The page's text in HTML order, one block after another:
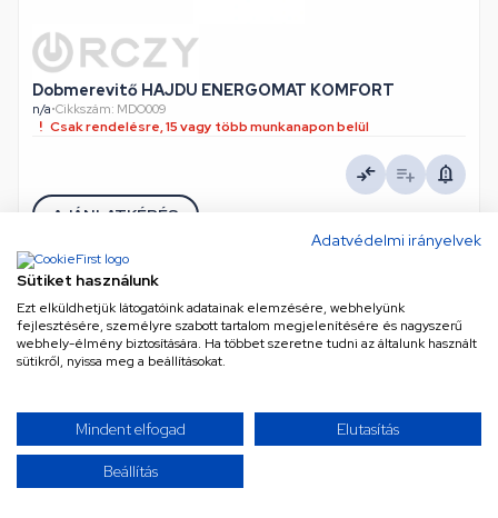
Adatvédelmi irányelvek
Sütiket használunk
Ezt elküldhetjük látogatóink adatainak elemzésére, webhelyünk
fejlesztésére, személyre szabott tartalom megjelenítésére és nagyszerű
webhely-élmény biztosítására. Ha többet szeretne tudni az általunk használt
sütikről, nyissa meg a beállításokat.
Mindent elfogad Elutasítás
Beállítás
Dobmerevitő HAJDU ENERGOMAT KOMFORT
n/a•Cikkszám: MDO009
Csak rendelésre, 15 vagy több munkanapon belül
AJÁNLATKÉRÉS
TOVÁBBIAK BETÖLTÉSE
Úgy érzed, mindent láttál már? Gondold újra! Kínálatunk